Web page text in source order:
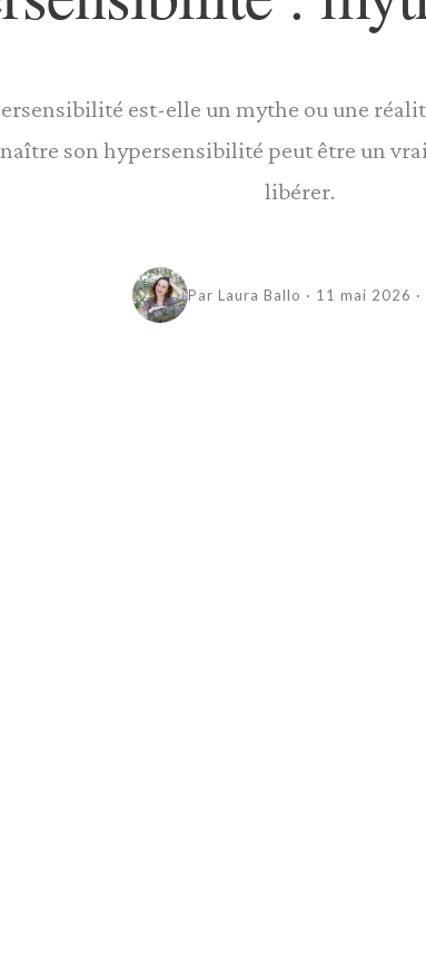
est-elle un mythe ou une
son hypersensibilité peut être un
libérer.
Par Laura Ballo · 11 mai 2026 ·